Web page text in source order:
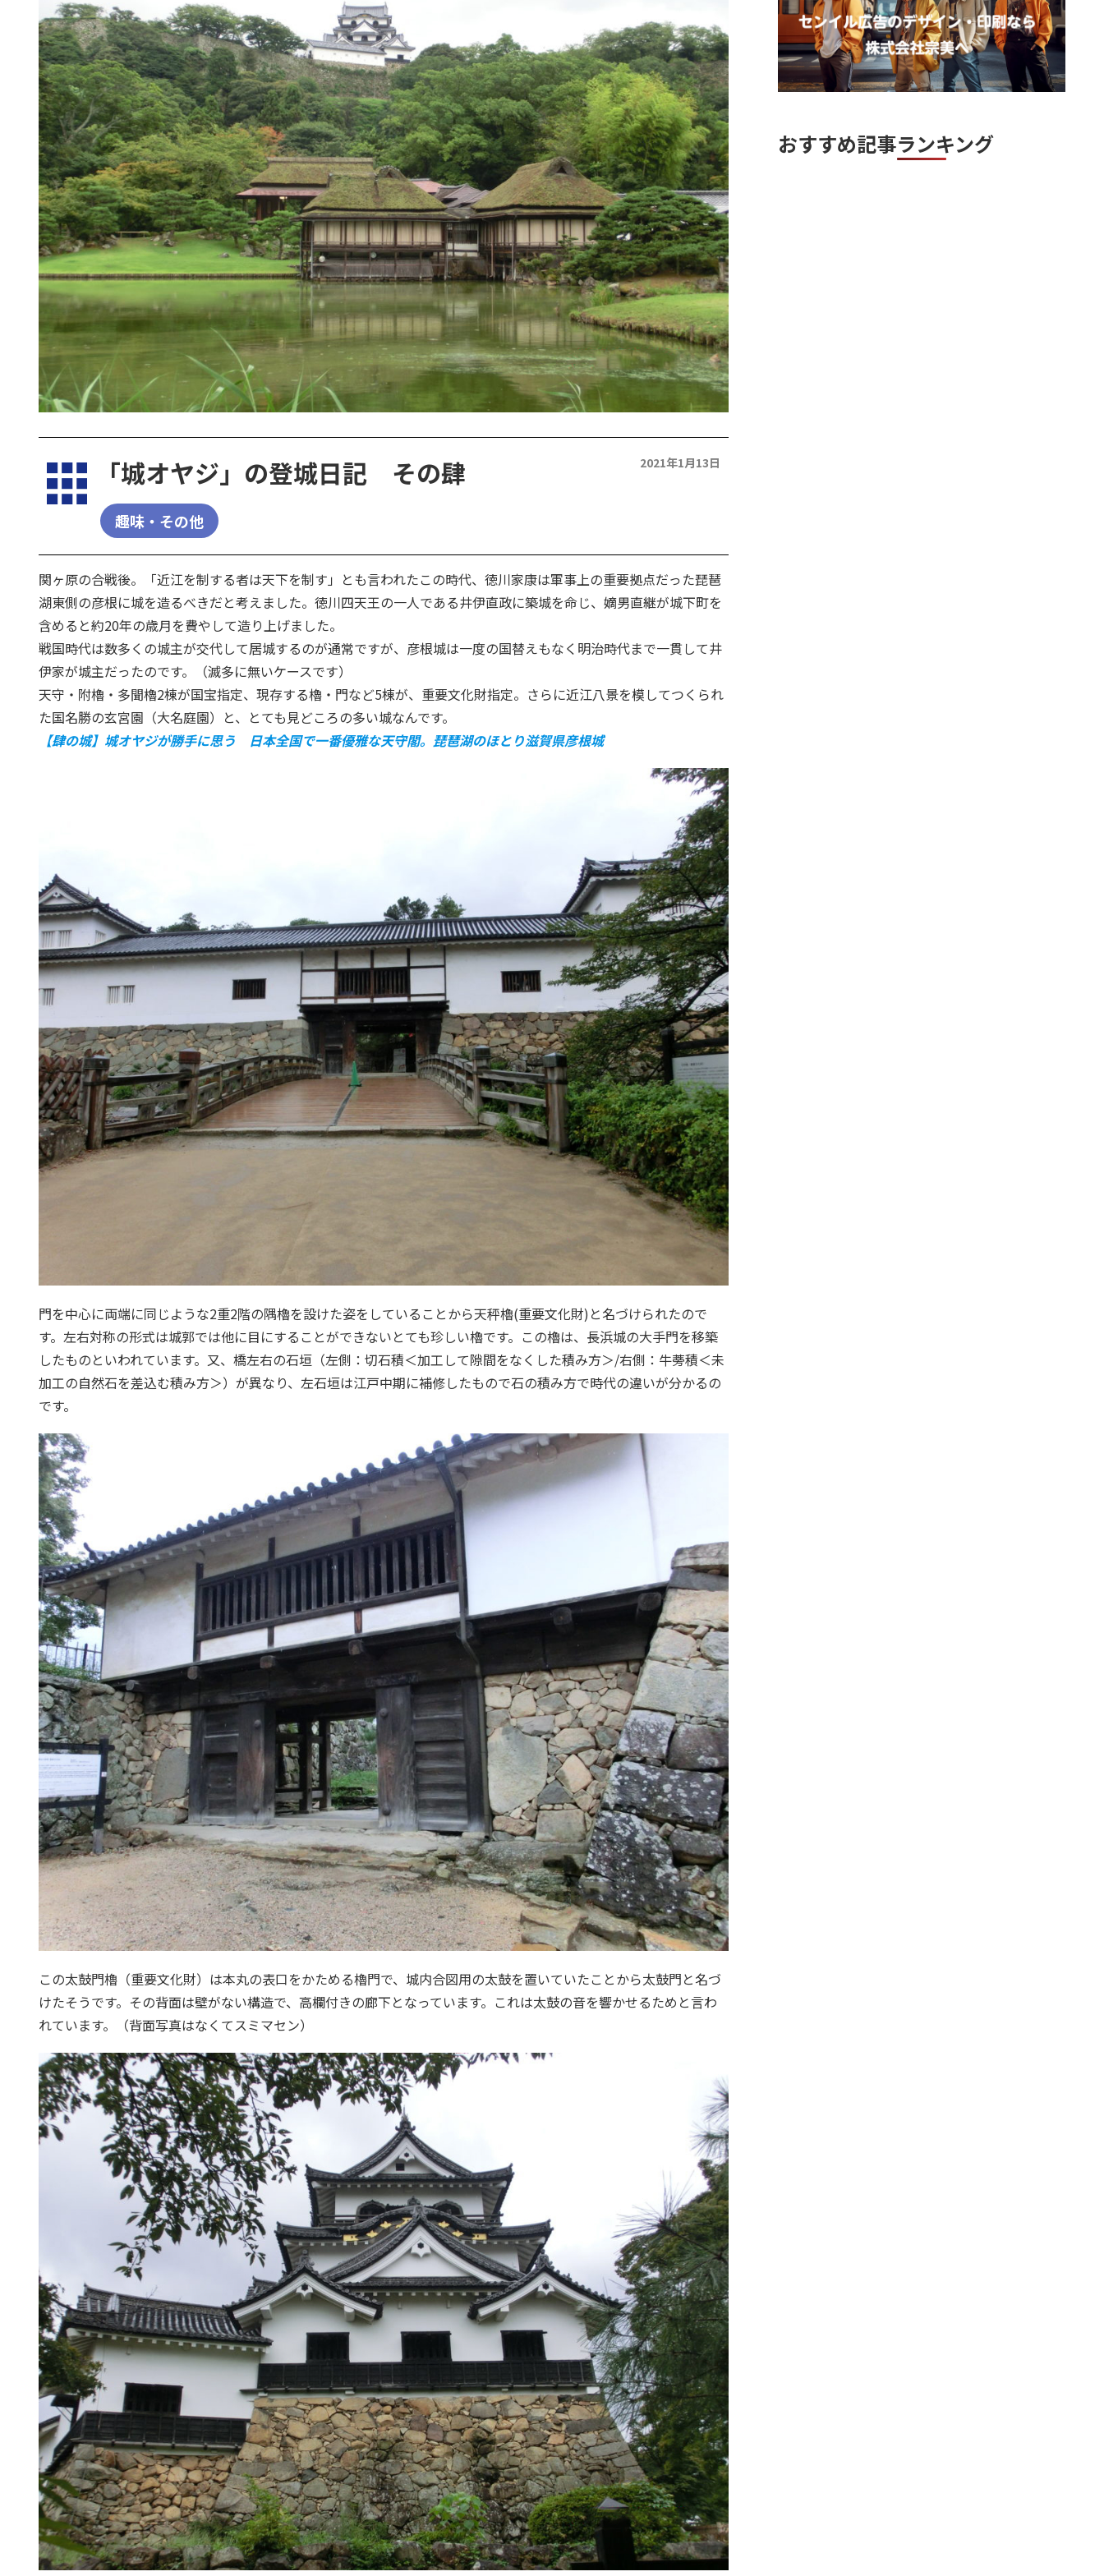
「城オヤジ」の登城日記 その肆 2021年1月13日
趣味・その他
関ヶ原の合戦後。「近江を制する者は天下を制す」とも言われたこの時代、徳川家康は軍事上の重要拠点だった琵琶
湖東側の彦根に城を造るべきだと考えました。徳川四天王の一人である井伊直政に築城を命じ、嫡男直継が城下町を
含めると約20年の歳月を費やして造り上げました。
戦国時代は数多くの城主が交代して居城するのが通常ですが、彦根城は一度の国替えもなく明治時代まで一貫して井
伊家が城主だったのです。（滅多に無いケースです）
天守・附櫓・多聞櫓2棟が国宝指定、現存する櫓・門など5棟が、重要文化財指定。さらに近江八景を模してつくられ
た国名勝の玄宮園（大名庭園）と、とても見どころの多い城なんです。
【肆の城】城オヤジが勝手に思う 日本全国で一番優雅な天守閣。琵琶湖のほとり滋賀県彦根城
門を中心に両端に同じような2重2階の隅櫓を設けた姿をしていることから天秤櫓(重要文化財)と名づけられたので
す。左右対称の形式は城郭では他に目にすることができないとても珍しい櫓です。この櫓は、長浜城の大手門を移築
したものといわれています。又、橋左右の石垣（左側：切石積＜加工して隙間をなくした積み方＞/右側：牛蒡積＜未
加工の自然石を差込む積み方＞）が異なり、左石垣は江戸中期に補修したもので石の積み方で時代の違いが分かるの
です。
この太鼓門櫓（重要文化財）は本丸の表口をかためる櫓門で、城内合図用の太鼓を置いていたことから太鼓門と名づ
けたそうです。その背面は壁がない構造で、高欄付きの廊下となっています。これは太鼓の音を響かせるためと言わ
れています。（背面写真はなくてスミマセン）
おすすめ記事ランキング